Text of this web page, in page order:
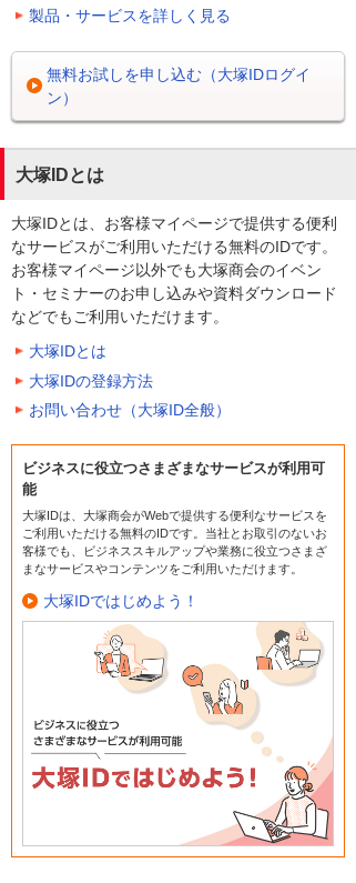
製品・サービスを詳しく見る
無料お試しを申し込む（大塚IDログイ
ン）
大塚IDとは
大塚IDとは、お客様マイページで提供する便利
なサービスがご利用いただける無料のIDです。
お客様マイページ以外でも大塚商会のイベン
ト・セミナーのお申し込みや資料ダウンロード
などでもご利用いただけます。
大塚IDとは
大塚IDの登録方法
お問い合わせ（大塚ID全般）
ビジネスに役立つさまざまなサービスが利用可
能
大塚IDは、大塚商会がWebで提供する便利なサービスを
ご利用いただける無料のIDです。当社とお取引のないお
客様でも、ビジネススキルアップや業務に役立つさまざ
まなサービスやコンテンツをご利用いただけます。
大塚IDではじめよう！